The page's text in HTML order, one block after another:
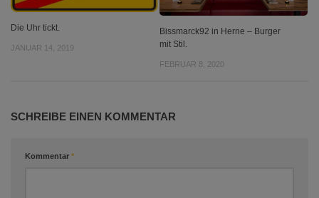
Die Uhr tickt.
JANUAR 14, 2019
Bissmarck92 in Herne – Burger
mit Stil.
FEBRUAR 8, 2020
SCHREIBE EINEN KOMMENTAR
Kommentar *